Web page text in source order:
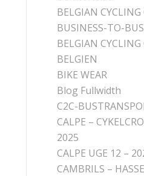
BELGIAN
BUSINESS-TO-
BELGIAN CYCLING
BELGIEN
BIKE WEAR
Blog Fullwidth
C2C-
CALPE –
2025
CALPE UGE 12 –
CAMBRILS –